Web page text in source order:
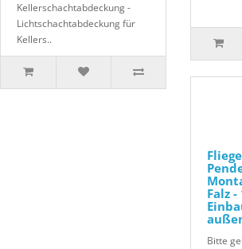
Kellerschachtabdeckung -
Lichtschachtabdeckung für
Kellers..
Falz
Bitte